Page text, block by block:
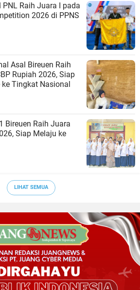
Raih Juara I pada
2026 di PPNS
Asal Bireuen Raih
Rupiah 2026, Siap
Tingkat Nasional
Bireuen Raih Juara
Siap Melaju ke
LIHAT SEMUA